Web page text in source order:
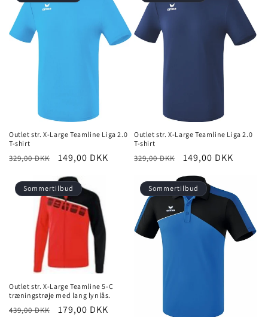
Outlet str. X-Large Teamline Liga 2.0
T-shirt
Normalpris
329,00 DKK Udsalgspris
149,00 DKK
Outlet str. X-Large Teamline Liga 2.0
T-shirt
Normalpris
329,00 DKK Udsalgspris
149,00 DKK
Sommertilbud
Outlet str. X-Large Teamline 5-C
træningstrøje med lang lynlås.
Normalpris
439,00 DKK Udsalgspris
179,00 DKK
Sommertilbud